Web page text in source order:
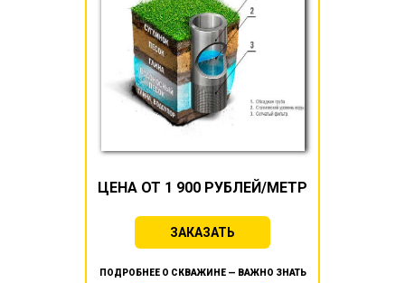
ЦЕНА ОТ 1 900 РУБЛЕЙ/МЕТР
ЗАКАЗАТЬ
ПОДРОБНЕЕ О СКВАЖИНЕ — ВАЖНО ЗНАТЬ